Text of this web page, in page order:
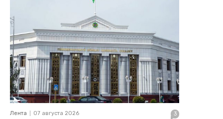
Лента 07 августа 2026 3